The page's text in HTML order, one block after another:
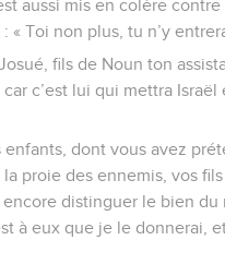
aussi mis en colère
« Toi non plus, tu n’y
fils de Noun ton
c’est lui qui mettra Israël
enfants, dont vous avez
proie des ennemis, vos
encore distinguer le bien du
à eux que je le donnerai,